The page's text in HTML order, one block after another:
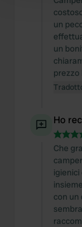
and set your
We use
provide social
We also share
our social
provided to
of their
un
un
prezzo
Ho
Che
con un